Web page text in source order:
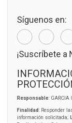
Síguenos en:
¡Suscríbete a
Responsable: GARCIA
Finalidad: Responder
información solicitada;